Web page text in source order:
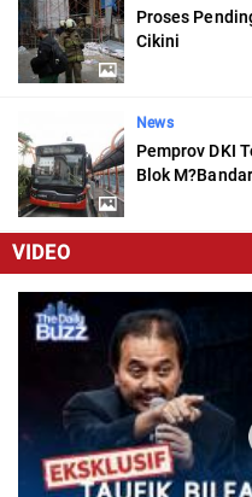
Proses
Cikini
News
Pemprov DKI
Blok
VIDEO